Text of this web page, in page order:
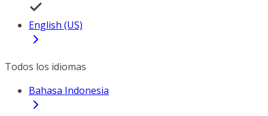
English (US)
Todos los idiomas
Bahasa Indonesia